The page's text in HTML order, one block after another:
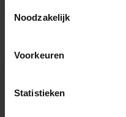
Noodzakelijk
Voorkeuren
Statistieken
614,50